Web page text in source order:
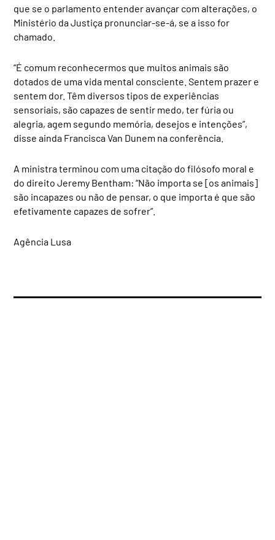
que se o parlamento entender avançar com alterações, o
Ministério da Justiça pronunciar-se-á, se a isso for
chamado.
“É comum reconhecermos que muitos animais são
dotados de uma vida mental consciente. Sentem prazer e
sentem dor. Têm diversos tipos de experiências
sensoriais, são capazes de sentir medo, ter fúria ou
alegria, agem segundo memória, desejos e intenções”,
disse ainda Francisca Van Dunem na conferência.
A ministra terminou com uma citação do filósofo moral e
do direito Jeremy Bentham: “Não importa se [os animais]
são incapazes ou não de pensar, o que importa é que são
efetivamente capazes de sofrer”.
Agência Lusa